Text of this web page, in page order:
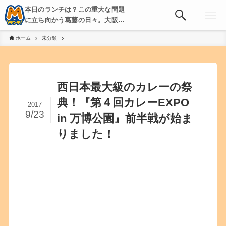
本日のランチは？この重大な問題
に立ち向かう葛藤の日々。大阪・
京都・神戸を中心とした食べ歩
き、飲み歩きを綴る。
ホーム 未分類
西日本最大級のカレーの祭
典！『第４回カレーEXPO
in 万博公園』前半戦が始ま
りました！
2017
9/23